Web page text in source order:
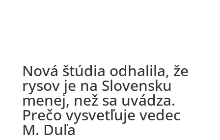
Nová štúdia odhalila, že
rysov je na Slovensku
menej, než sa uvádza.
Prečo vysvetľuje vedec
M. Duľa